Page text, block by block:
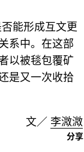
能形成互文更
系中。在这部
以被毯包覆矿
是又一次收拾
文／ 李溦溦
分享